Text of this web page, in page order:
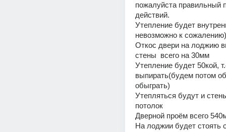
пожалуйста правильный
действий.
Утепление будет
невозможно к сожалению)
Откос двери на лоджию
стены  всего на 30мм
Утепление будет 50кой,
выпирать(будем потом
обыграть)
Утепляться будут и
потолок
Дверной проём всего
На лоджии будет стоять